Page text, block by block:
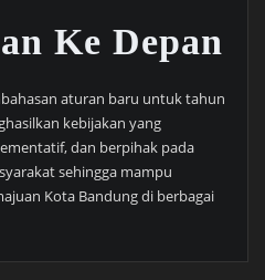
Ke Depan
aturan baru untuk tahun
kebijakan yang
dan berpihak pada
sehingga mampu
Kota Bandung di berbagai